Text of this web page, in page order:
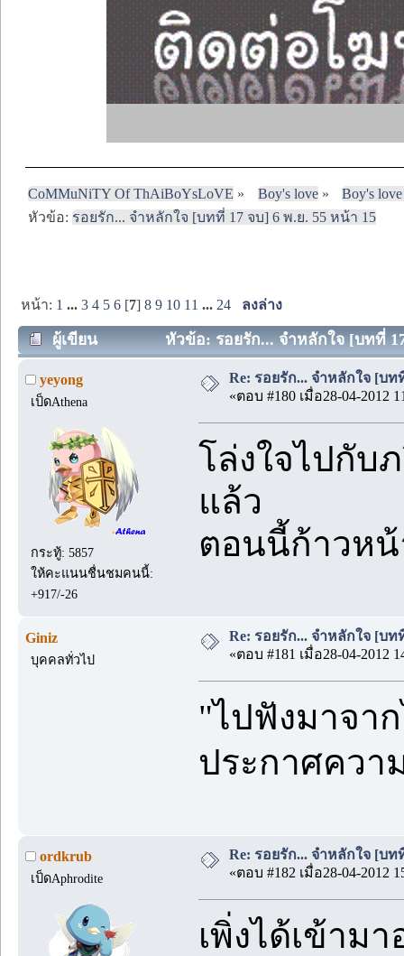
CoMMuNiTY Of ThAiBoYsLoVE » Boy's love»
Boy's
หัวข้อ:รอยรัก... จำหลักใจ [บทที่ 17 จบ] 6 พ.ย. 55 หน้า 15
หน้า: 1 ...3 4 5 6 [7]8 9 10 11 ... 24 ลงล่าง
ผู้เขียน หัวข้อ: รอยรัก... จำหลักใจ [บทที่
yeyong
เป็ดAthena
กระทู้: 5857
ให้คะแนนชื่นชมคนนี้:
+917/-26
Re: รอยรัก... จำหลักใจ [บท
«ตอบ #180 เมื่อ28-04-2012
โล่งใจไปกับภ
แล้ว
ตอนนี้ก้าวหน้
Giniz
บุคคลทั่วไป
Re: รอยรัก... จำหลักใจ [บท
«ตอบ #181 เมื่อ28-04-2012
"ไปฟังมาจา
ประกาศคว
ordkrub
เป็ดAphrodite
Re: รอยรัก... จำหลักใจ [บท
«ตอบ #182 เมื่อ28-04-2012
เพิ่งได้เข้าม